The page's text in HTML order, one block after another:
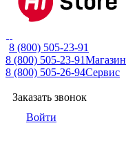
8 (800) 505-23-91
8 (800) 505-23-91Магазин
8 (800) 505-26-94Сервис
Заказать звонок
Войти